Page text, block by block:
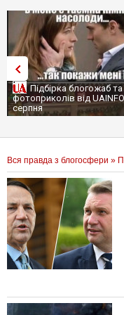
Підбірка блогожаб та
фотоприколів від
серпня
Вся правда з блогосфери »